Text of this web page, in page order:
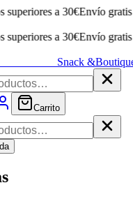
a 30€Envío gratis en
a 30€Envío gratis en
Snack &
Carrito